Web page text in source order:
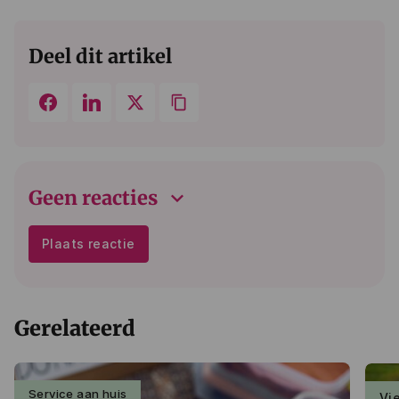
Deel dit artikel
Geen reacties keyboard_arrow_down
Plaats reactie
Gerelateerd
Service aan huis